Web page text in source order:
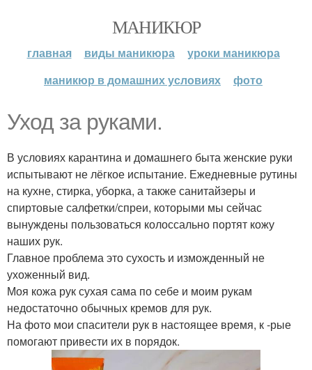
МАНИКЮР
главная виды маникюра
уроки маникюра
маникюр в домашних условиях
фото
Уход за руками.
В условиях карантина и домашнего быта женские руки
испытывают не лёгкое испытание. Ежедневные рутины
на кухне, стирка, уборка, а также санитайзеры и
спиртовые салфетки/спреи, которыми мы сейчас
вынуждены пользоваться колоссально портят кожу
наших рук.
Главное проблема это сухость и изможденный не
ухоженный вид.
Моя кожа рук сухая сама по себе и моим рукам
недостаточно обычных кремов для рук.
На фото мои спасители рук в настоящее время, к -рые
помогают привести их в порядок.